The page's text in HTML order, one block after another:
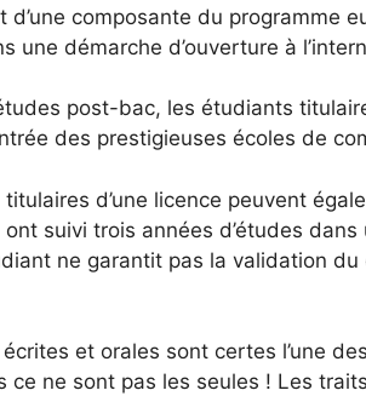
d’une composante du programme
une démarche d’ouverture à
post-bac, les étudiants
des prestigieuses écoles de
d’une licence peuvent
suivi trois années d’études
ne garantit pas la validation
et orales sont certes l’une
ce ne sont pas les seules ! Les